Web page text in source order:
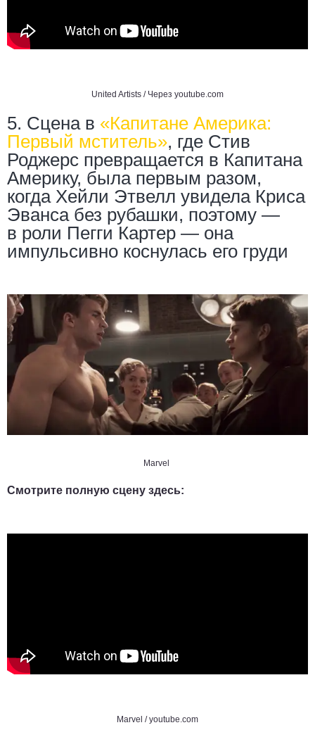
United Artists / Через youtube.com
5. Сцена в «Капитане Америка:
Первый мститель», где Стив
Роджерс превращается в Капитана
Америку, была первым разом,
когда Хейли Этвелл увидела Криса
Эванса без рубашки, поэтому —
в роли Пегги Картер — она ​​
импульсивно коснулась его груди
Marvel
Смотрите полную сцену здесь:
Marvel /youtube.com